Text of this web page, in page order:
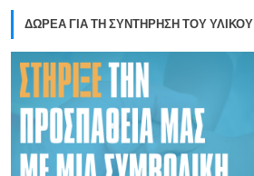
ΔΩΡΕΑ ΓΙΑ ΤΗ ΣΥΝΤΗΡΗΣΗ ΤΟΥ ΥΛΙΚΟΥ